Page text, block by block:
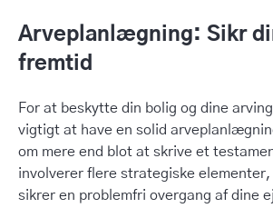
Arveplanlægning: Sikr
fremtid
For at beskytte din bolig og dine
vigtigt at have en solid
om mere end blot at skrive et
involverer flere strategiske
sikrer en problemfri overgang af dine